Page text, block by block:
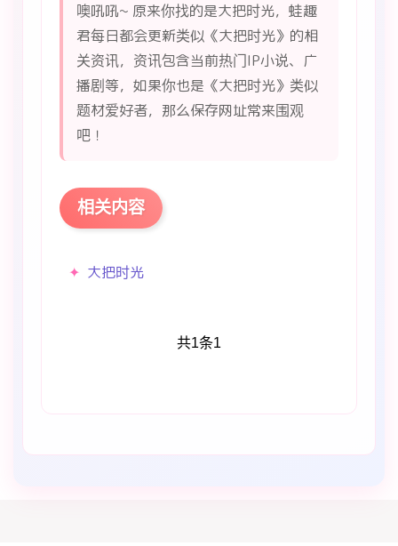
噢吼吼~ 原来你找的是大把时光，蛙趣
君每日都会更新类似《大把时光》的相
关资讯，资讯包含当前热门IP小说、广
播剧等，如果你也是《大把时光》类似
题材爱好者，那么保存网址常来围观
吧！
相关内容
大把时光
共1条1